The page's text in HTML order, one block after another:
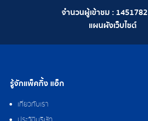
จำนวนผู้เข้าชม : 1451782
แผนผังเว็บไซต์
รู้จักแพ็คกิ้ง แอ็ก
เกี่ยวกับเรา